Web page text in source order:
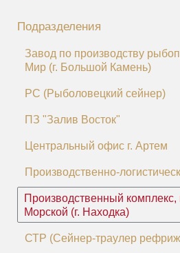
Подразделения
Завод по производству
Мир (г. Большой Камень)
РС (Рыболовецкий сейнер)
ПЗ "Залив Восток"
Центральный офис г. Артем
Производственно-
Производственный
Морской (г. Находка)
СТР (Сейнер-траулер